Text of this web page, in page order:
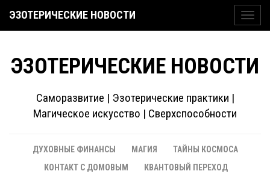
ЭЗОТЕРИЧЕСКИЕ НОВОСТИ
ЭЗОТЕРИЧЕСКИЕ НОВОСТИ
Саморазвитие | Эзотерические практики |
Магическое искусство | Сверхспособности
ДУХОВНЫЕ ФИНАНСЫ МАГИЯ
ТАЙНЫ КОСМОСА
КОНТАКТ С ДОМОВЫМ
КВАНТОВЫЙ ПЕРЕХОД